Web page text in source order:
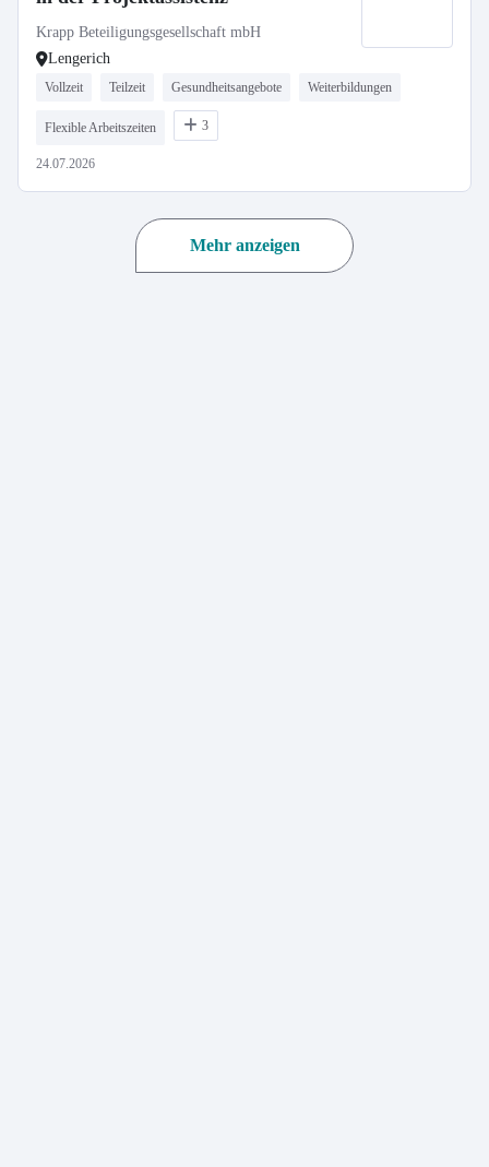
Krapp Beteiligungsgesellschaft mbH
Lengerich
Vollzeit Teilzeit Gesundheitsangebote Weiterbildungen
Flexible Arbeitszeiten 3
24.07.2026
Mehr anzeigen